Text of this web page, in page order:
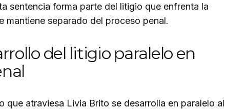
sentencia forma parte del litigio que enfrenta la
mantiene separado del proceso penal.
del litigio paralelo en
que atraviesa Livia Brito se desarrolla en paralelo al